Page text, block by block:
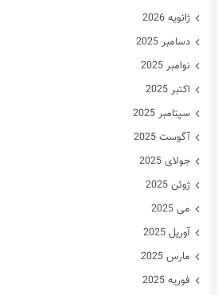
ژانویه 2026
دسامبر 2025
نوامبر 2025
اکتبر 2025
سپتامبر 2025
آگوست 2025
جولای 2025
ژوئن 2025
می 2025
آوریل 2025
مارس 2025
فوریه 2025